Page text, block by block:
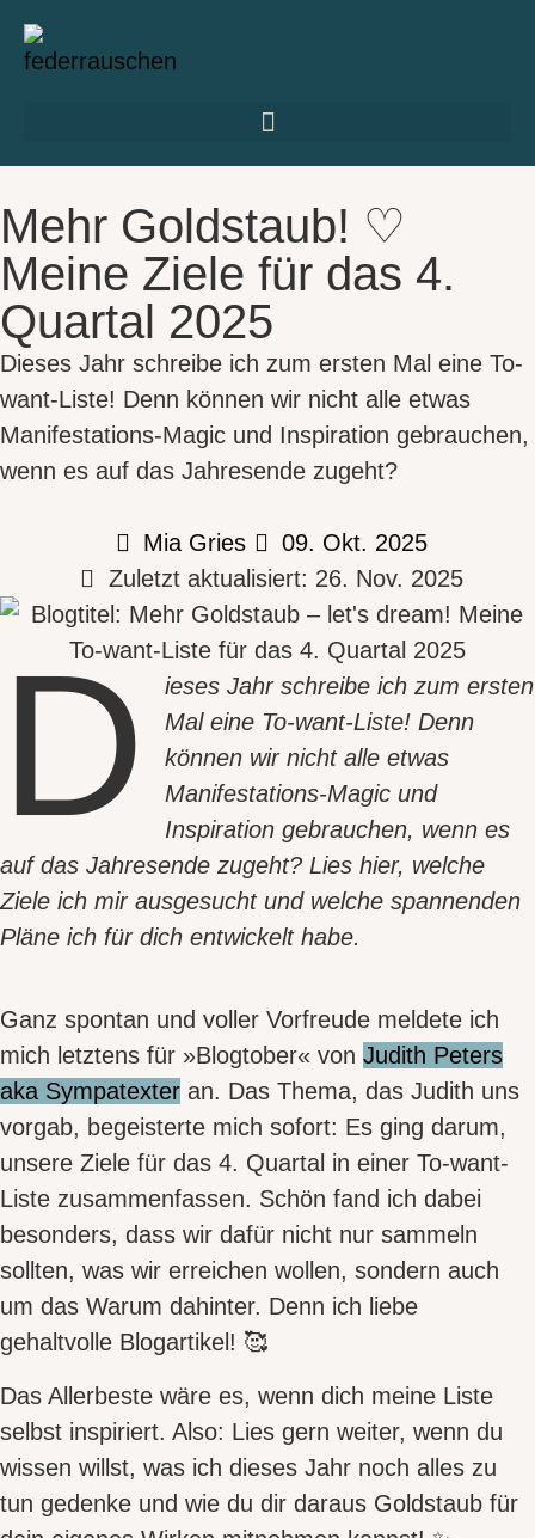
Mehr Goldstaub! ♡
Meine Ziele für das 4.
Quartal 2025
Dieses Jahr schreibe ich zum ersten Mal eine To-
want-Liste! Denn können wir nicht alle etwas
Manifestations-Magic und Inspiration gebrauchen,
wenn es auf das Jahresende zugeht?
Mia Gries
09. Okt. 2025
Zuletzt aktualisiert: 26. Nov. 2025
D
ieses Jahr schreibe ich zum ersten
Maleine To-want-Liste!Denn
können wir nicht alle etwas
Manifestations-Magic und
Inspiration gebrauchen, wenn es
auf das Jahresende zugeht? Lies hier, welche
Ziele ich mir ausgesucht und welche spannenden
Pläne ich für dich entwickelt habe.
Ganz spontan und voller Vorfreude meldete ich
mich letztens für »Blogtober« von Judith Peters
aka Sympatexter an. Das Thema, das Judith uns
vorgab, begeisterte mich sofort: Es ging darum,
unsere Ziele für das 4. Quartal in einer To-want-
Liste zusammenfassen. Schön fand ich dabei
besonders, dass wir dafür nicht nur sammeln
sollten, was wir erreichen wollen, sondern auch
um das Warum dahinter. Denn ich liebe
gehaltvolle Blogartikel! 🥰
Das Allerbeste wäre es, wenn dich meine Liste
selbst inspiriert. Also: Lies gern weiter, wenn du
wissen willst, was ich dieses Jahr noch alles zu
tun gedenke und wie du dir daraus Goldstaub für